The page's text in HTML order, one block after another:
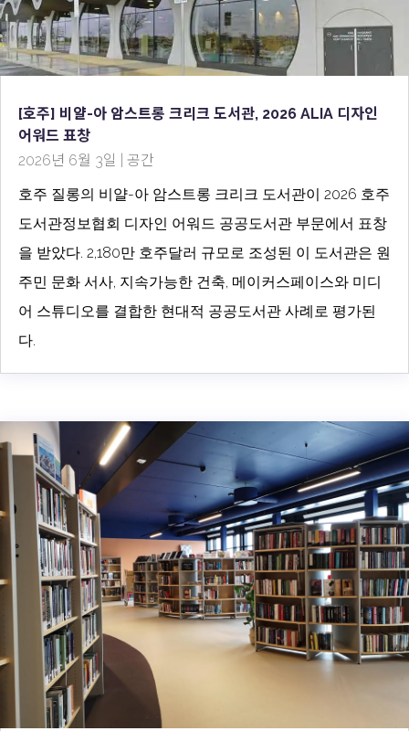
[호주] 비얄-아 암스트롱 크리크 도서관, 2026 ALIA 디자인
어워드 표창
2026년 6월 3일
공간
호주 질롱의 비얄-아 암스트롱 크리크 도서관이 2026 호주
도서관정보협회 디자인 어워드 공공도서관 부문에서 표창
을 받았다. 2,180만 호주달러 규모로 조성된 이 도서관은 원
주민 문화 서사, 지속가능한 건축, 메이커스페이스와 미디
어 스튜디오를 결합한 현대적 공공도서관 사례로 평가된
다.